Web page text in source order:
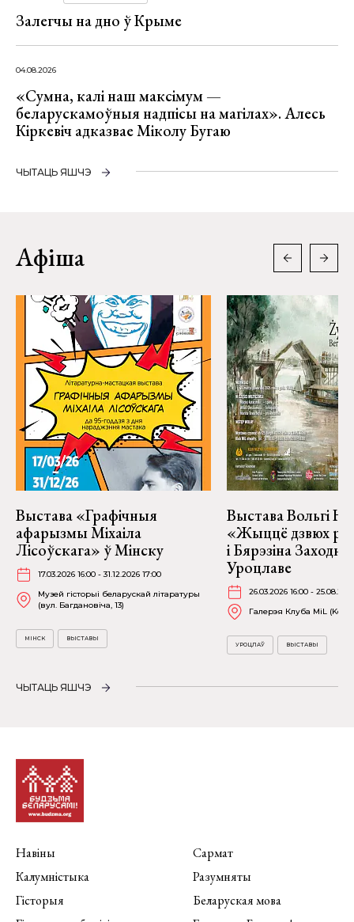
Залегчы на дно ў Крыме
04.08.2026
«Сумна, калі наш максімум —
беларускамоўныя надпісы на магілах». Алесь
Кіркевіч адказвае Міколу Бугаю
ЧЫТАЦЬ ЯШЧЭ
Афіша
Выстава «Графічныя
афарызмы Міхаіла
Лісоўскага» ў Мінску
17.03.2026 16:00 - 31.12.2026 17:00
Музей гісторыі беларускай літаратуры
(вул. Багдановіча, 13)
МІНСК ВЫСТАВЫ
Выстава Вольгі
«Жыццё дзвюх
і Бярэзіна
Уроцлаве
26.03.2026 16:00 -
Галерэя Клуба MiL
УРОЦЛАЎ ВЫСТАВЫ
ЧЫТАЦЬ ЯШЧЭ
Навіны
Калумністыка
Гісторыя
Сармат
Разумняты
Беларуская мова